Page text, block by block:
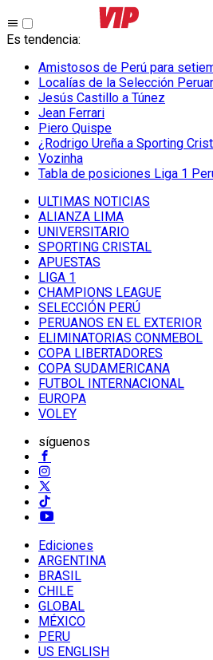
Es tendencia:
Amistosos de Perú para
Localías de la Selección
Jesús Castillo a Túnez
Jean Ferrari
Piero Quispe
¿Rodrigo Ureña a Sporting
Vozinha
Tabla de posiciones Liga 1
ULTIMAS NOTICIAS
ALIANZA LIMA
UNIVERSITARIO
SPORTING CRISTAL
APUESTAS
LIGA 1
CHAMPIONS LEAGUE
SELECCIÓN PERÚ
PERUANOS EN EL EXTERIOR
ELIMINATORIAS CONMEBOL
COPA LIBERTADORES
COPA SUDAMERICANA
FUTBOL INTERNACIONAL
EUROPA
VOLEY
síguenos
Ediciones
ARGENTINA
BRASIL
CHILE
GLOBAL
MÉXICO
PERU
US ENGLISH